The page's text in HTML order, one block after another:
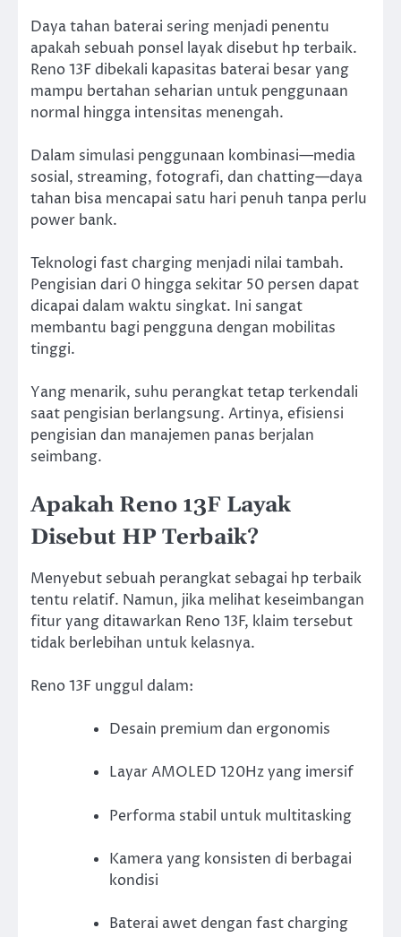
Daya tahan baterai sering menjadi penentu
apakah sebuah ponsel layak disebut hp terbaik.
Reno 13F dibekali kapasitas baterai besar yang
mampu bertahan seharian untuk penggunaan
normal hingga intensitas menengah.
Dalam simulasi penggunaan kombinasi—media
sosial, streaming, fotografi, dan chatting—daya
tahan bisa mencapai satu hari penuh tanpa perlu
power bank.
Teknologi fast charging menjadi nilai tambah.
Pengisian dari 0 hingga sekitar 50 persen dapat
dicapai dalam waktu singkat. Ini sangat
membantu bagi pengguna dengan mobilitas
tinggi.
Yang menarik, suhu perangkat tetap terkendali
saat pengisian berlangsung. Artinya, efisiensi
pengisian dan manajemen panas berjalan
seimbang.
Apakah Reno 13F Layak
Disebut HP Terbaik?
Menyebut sebuah perangkat sebagai hp terbaik
tentu relatif. Namun, jika melihat keseimbangan
fitur yang ditawarkan Reno 13F, klaim tersebut
tidak berlebihan untuk kelasnya.
Reno 13F unggul dalam:
Desain premium dan ergonomis
Layar AMOLED 120Hz yang imersif
Performa stabil untuk multitasking
Kamera yang konsisten di berbagai
kondisi
Baterai awet dengan fast charging